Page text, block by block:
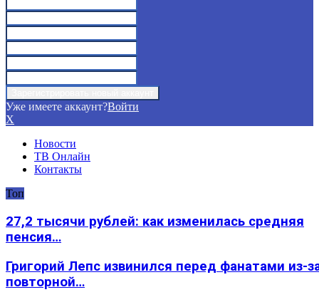
Уже имеете аккаунт?Войти
X
Новости
ТВ Онлайн
Контакты
Топ
27,2 тысячи рублей: как изменилась средняя
пенсия…
Григорий Лепс извинился перед фанатами из-
повторной…